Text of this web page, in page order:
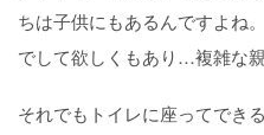
ちは子供にもあるんですよね
でして欲しくもあり…複雑な親
それでもトイレに座ってでき